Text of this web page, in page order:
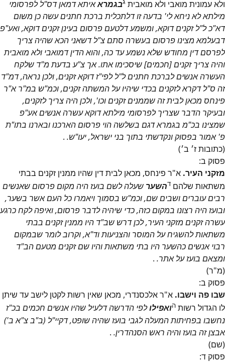
ולא עמונית מואבי ולא מואבית בגמראאיתא דמאן דס"ל לפרסומי
מילתא לא ניחא לי' בדעה זו דלתכלית ברכת חתנים עשה כן משום
דא"כ ל"ל זקנים דוקא, ומשמע דלטעם פרסום בעינן זקנים דוקא, ואע"פ
דבעלמא מצינו פרסום בעשרה סתם צ"ל דשאני הכא שהיה צריך
לפרסם דין מחודש שלא נשמע עד כה, והוא הדין דמואבי ולא מואבית
והיה צריך זקנים [חכמים] שיסכימו אתו. אך צ"ע בדעת מ"ד שלקח
העשרה אנשים לברכת חתנים ל"ל לפי"ז דוקא זקנים, ולכן נראה, דמ"ד
זה ס"ל דקרא לזקנים בכדי שיהיו על המשתה זקנים, וכמ"ש במ"ר א"ר
פינחס מכאן לבית זה שממנים זקנים וכו', ולכן היה צריך לזקנים,
ובעיקר הדבר שצריך לפרסומי מילתא דוקא עשרה אנשים אע"פ
שמצינו בכ"מ בגמרא דגם בשלשה הוי פרסום הארכנו ובארנו בתו"ת
פ' אמור בפסוק ונקדשתי בתוך בני ישראל, יעו"ש. .
(כתובות ז׳ ב׳)
פסוק ב:
מזקני העיר. א"ר פינחס, מכאן לבית דין שהיו ממנין זקנים בבתי
משתאות שלהם דהשער שעלה לשם בועז היה מקום פרסום שאנשים
רבים עוברים ושבים שם, וכמ"ש בסמוך ויאמרו כל העם אשר בשער,
ובועז היה רצונו במקום כזה, כדי שיהיה לדבר פרסום, ואיפה לקח כרגע
עשרה זקנים מזקני העיר, לכן דרש שב"ד היו ממנין זקנים בבתי
משתאות להשגיח על המוסר והצניעות וד"א, וקרוב לומר שבמקום
רבוי אנשים כהשער היו בתי משתאות והיו שם זקנים מטעם הב"ד
ומצאם בועז על אתר. .
(מ"ר)
פסוק ב:
שבו פה וישבו. א"ר אלכסנדרי, מכאן שאין רשות לקטן לישב עד שיתן
לו הגדול רשות הואפילולפי הדרשה דלעיל שהיו אנשים חכמים בכ"ז
נחשבו בפחיתות המעלה לגבי בועז שהיה שופט, דקיי"ל (ב"ב צ"א ב')
אבצן זה בועז והיה ראש הסנהדרין. .
(שם)
פסוק ד: